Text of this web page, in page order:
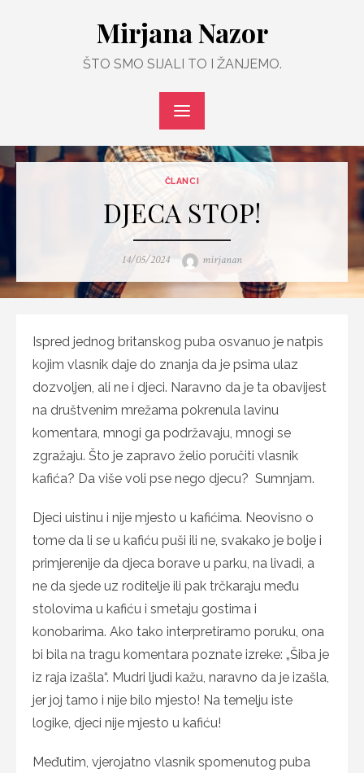
Mirjana Nazor
ŠTO SMO SIJALI TO I ŽANJEMO.
ČLANCI
DJECA STOP!
Posted
14/05/2024 Author
mirjanan
Ispred jednog britanskog puba osvanuo je natpis
kojim vlasnik daje do znanja da je psima ulaz
dozvoljen, ali ne i djeci. Naravno da je ta obavijest
na društvenim mrežama pokrenula lavinu
komentara, mnogi ga podržavaju, mnogi se
zgražaju. Što je zapravo želio poručiti vlasnik
kafića? Da više voli pse nego djecu? Sumnjam.
Djeci uistinu i nije mjesto u kafićima. Neovisno o
tome da li se u kafiću puši ili ne, svakako je bolje i
primjerenije da djeca borave u parku, na livadi, a
ne da sjede uz roditelje ili pak trčkaraju među
stolovima u kafiću i smetaju gostima i
konobarima. Ako tako interpretiramo poruku, ona
bi bila na tragu komentara poznate izreke: „Šiba je
iz raja izašla“. Mudri ljudi kažu, naravno da je izašla,
jer joj tamo i nije bilo mjesto! Na temelju iste
logike, djeci nije mjesto u kafiću!
Međutim, vjerojatno vlasnik spomenutog puba